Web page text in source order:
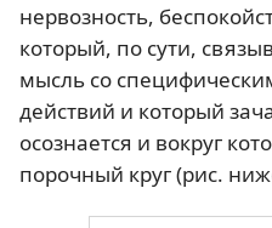
нервозность,
который, по сути,
мысль со
действий и который
осознается и вокруг
порочный круг (рис.